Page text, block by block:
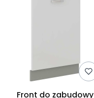
Front do zabudowy